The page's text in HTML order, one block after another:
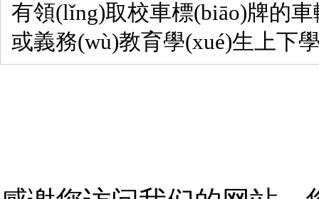
有領(lǐng)取校車標(biāo)牌的
或義務(wù)教育學(xué)生上下